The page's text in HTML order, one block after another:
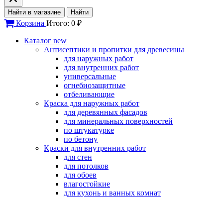
Найти в магазине Найти
Корзина Итого: 0 ₽
Каталог new
Антисептики и пропитки для древесины
для наружных работ
для внутренних работ
универсальные
огнебиозащитные
отбеливающие
Краска для наружных работ
для деревянных фасадов
для минеральных поверхностей
по штукатурке
по бетону
Краски для внутренних работ
для стен
для потолков
для обоев
влагостойкие
для кухонь и ванных комнат